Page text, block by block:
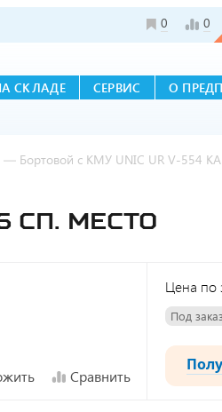
0 0
СКЛАДЕ СЕРВИС О
— Бортовой с КМУ UNIC UR V-554
СП. МЕСТО
Сравнить
Цена по
Под заказ